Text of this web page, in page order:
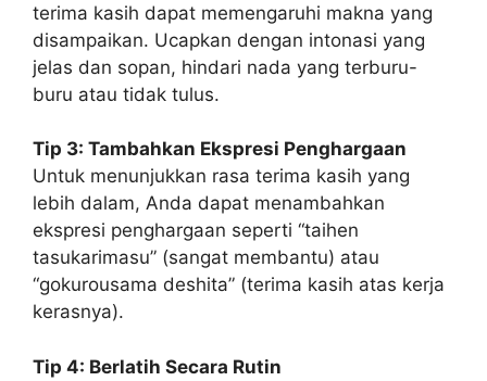
terima kasih dapat memengaruhi makna yang
disampaikan. Ucapkan dengan intonasi yang
jelas dan sopan, hindari nada yang terburu-
buru atau tidak tulus.
Tip 3: Tambahkan Ekspresi Penghargaan
Untuk menunjukkan rasa terima kasih yang
lebih dalam, Anda dapat menambahkan
ekspresi penghargaan seperti “taihen
tasukarimasu” (sangat membantu) atau
“gokurousama deshita” (terima kasih atas kerja
kerasnya).
Tip 4: Berlatih Secara Rutin